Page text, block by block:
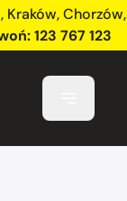
, Kraków,Chorzów,
123 767 123